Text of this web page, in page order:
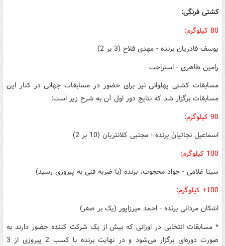
کشتی فرنگی:
80 کیلوگرم:
یوسف قادریانٰ برنده - مهدی فلاح (3 بر 2)
رامین طاهری - استراحت
مسابقات کشتی پهلوانی نیز برای حضور در مسابقات جهانی در کنار این
مسابقات برگزار شد که نتایج دور اول آن به شرح زیر است:
90 کیلوگرم:
اسماعیل نجاتیانٰ برنده - مجتبی کلانتریان (10 بر 2)
100 کیلوگرم:
سینا غلامی - جواد محجوب، برنده (با ضربه فنی به پیروزی رسید)
100+ کیلوگرم:
اشکان مردانیٰ برنده - احمد میرزاپور (یک بر صفر)
* مسابقات انتخابی در اوزانی که بیش از یک شرکت کننده حضور دارند به
صورت دوره‌ای برگزار می‌شود و در نهایت برنده با کسب 2 پیروزی از 3